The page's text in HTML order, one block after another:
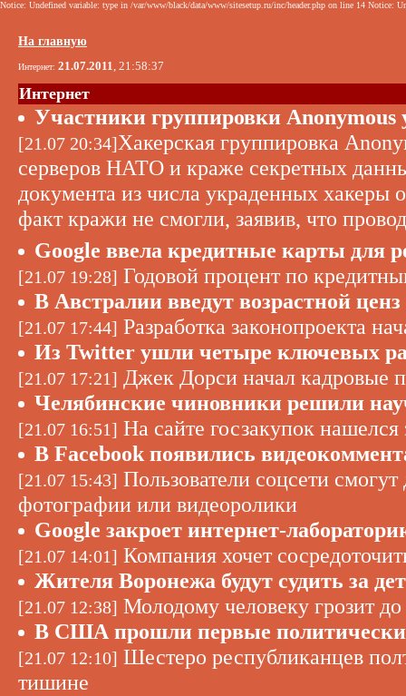
Notice: Undefined variable: type in /var/www/black/data/www/sitesetup.ru/inc/header.php on line 14 Notice:
На главную
Интернет: 21.07.2011, 21:58:37
Интернет
Участники группировки
[21.07 20:34]Хакерская группировка
серверов НАТО и краже секретных
документа из числа украденных хакеры
факт кражи не смогли, заявив, что
Google ввела кредитные карты для
[21.07 19:28] Годовой процент по
В Австралии введут возрастной
[21.07 17:44] Разработка законопроекта
Из Twitter ушли четыре ключевых
[21.07 17:21] Джек Дорси начал кадровые
Челябинские чиновники решили
[21.07 16:51] На сайте госзакупок
В Facebook появились
[21.07 15:43] Пользователи соцсети
фотографии или видеоролики
Google закроет интернет-
[21.07 14:01] Компания хочет
Жителя Воронежа будут судить за
[21.07 12:38] Молодому человеку грозит
В США прошли первые
[21.07 12:10] Шестеро республиканцев
тишине